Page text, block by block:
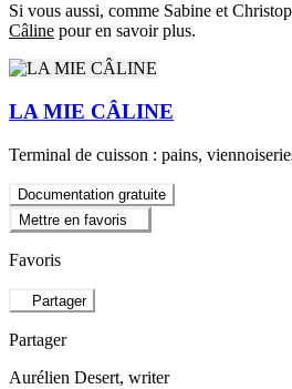
Si vous aussi, comme Sabine et
Câline pour en savoir plus.
LA MIE CÂLINE
Terminal de cuisson : pains,
Documentation gratuite
Mettre en favoris
Favoris
Partager
Partager
Aurélien Desert, writer